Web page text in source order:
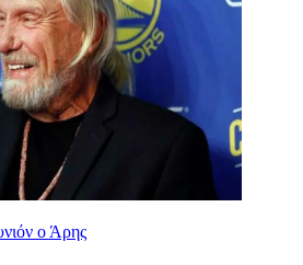
ο Άρης